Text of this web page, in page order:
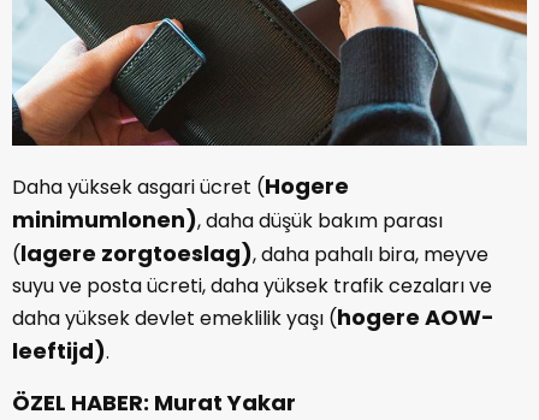
Daha yüksek asgari ücret (Hogere
minimumlonen), daha düşük bakım parası
(lagere zorgtoeslag), daha pahalı bira, meyve
suyu ve posta ücreti, daha yüksek trafik cezaları ve
daha yüksek devlet emeklilik yaşı (hogere AOW-
leeftijd).
ÖZEL HABER: Murat Yakar